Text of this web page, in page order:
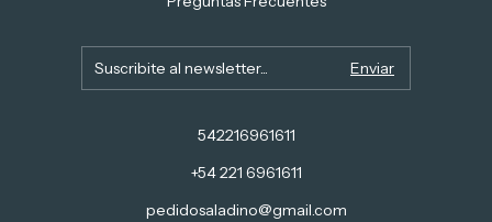
542216961611
+54 221 6961611
pedidosaladino@gmail.com